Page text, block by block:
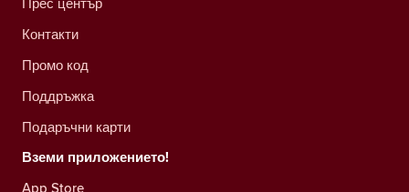
Контакти
Промо код
Поддръжка
Подаръчни карти
Вземи приложението!
App Store